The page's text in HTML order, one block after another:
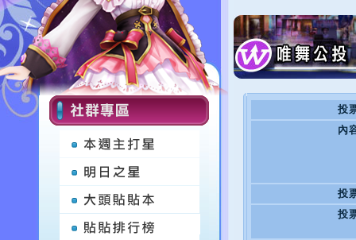
投
內
投
投